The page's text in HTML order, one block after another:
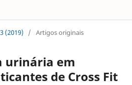
(2019) / Artigos originais
urinária em
de Cross Fit